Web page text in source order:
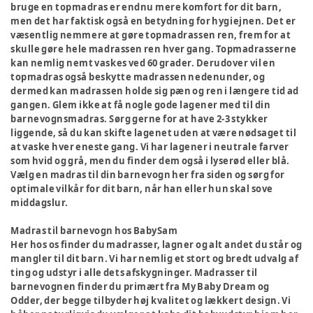
bruge en topmadras er endnu mere komfort for dit barn,
men det har faktisk også en betydning for hygiejnen. Det er
væsentlig nemmere at gøre topmadrassen ren, frem for at
skulle gøre hele madrassen ren hver gang. Topmadrasserne
kan nemlig nemt vaskes ved 60 grader. Derudover vil en
topmadras også beskytte madrassen nedenunder, og
dermed kan madrassen holde sig pæn og ren i længere tid ad
gangen. Glem ikke at få nogle gode lagener med til din
barnevognsmadras. Sørg gerne for at have 2-3 stykker
liggende, så du kan skifte lagenet uden at være nødsaget til
at vaske hver eneste gang. Vi har lagener i neutrale farver
som hvid og grå, men du finder dem også i lyserød eller blå.
Vælg en madras til din barnevogn her fra siden og sørg for
optimale vilkår for dit barn, når han eller hun skal sove
middagslur.
Madras til barnevogn hos BabySam
Her hos os finder du madrasser, lagner og alt andet du står og
mangler til dit barn. Vi har nemlig et stort og bredt udvalg af
ting og udstyr i alle dets afskygninger. Madrasser til
barnevognen finder du primært fra My Baby Dream og
Odder, der begge tilbyder høj kvalitet og lækkert design. Vi